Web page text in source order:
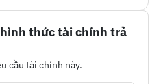
thức tài chính trả
cầu tài chính này.